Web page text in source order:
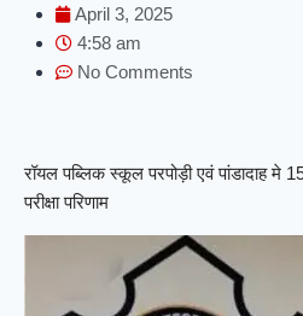
April 3, 2025
4:58 am
No Comments
रॉयल पब्लिक स्कूल परपोड़ी एवं पांडादाह मे
परीक्षा परिणाम